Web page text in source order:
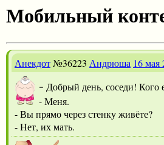
Мобильный
Анекдот№36223 Андрюша 16 мая
- Добрый день, соседи! Кого
- Меня.
- Вы прямо через стенку живёте?
- Нет, их мать.